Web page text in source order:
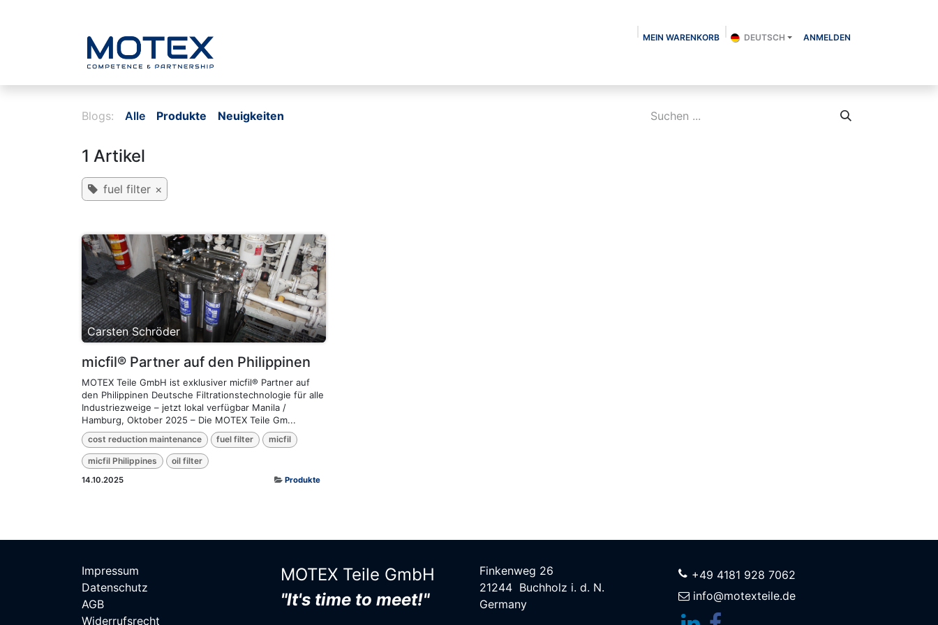
MEIN WARENKORB DEUTSCH ANMELDEN
Blogs: Alle Produkte Neuigkeiten
1 Artikel
fuel filter ×
Carsten Schröder
micfil® Partner auf den Philippinen
MOTEX Teile GmbH ist exklusiver micfil® Partner auf
den Philippinen Deutsche Filtrationstechnologie für alle
Industriezweige – jetzt lokal verfügbar Manila /
Hamburg, Oktober 2025 – Die MOTEX Teile Gm...
cost reduction maintenance fuel filter micfil
micfil Philippines oil filter
14.10.2025 Produkte
Impressum
Datenschutz
AGB
Widerrufsrecht
MOTEX Teile G​mbH
"It's time to meet!"
Finkenweg 26
21244 Buchholz i. d. N.
Germany
+49 4181 928 7062
info@motexteile.de